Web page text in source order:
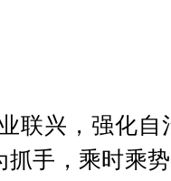
联兴，强化
抓手，乘时乘